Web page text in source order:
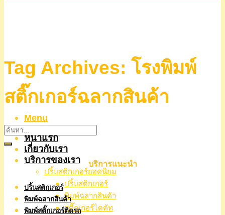
Menu
หน้าแรก
เกี่ยวกับเรา
บริการของเรา
ปริ้นสติกเกอร์ยอดนิยม
ปริ้นสติกเกอร์
พิมพ์ฉลากสินค้า
สติ๊กเกอร์ไดคัท
Tag Archives: โรงพิมพ์
สติ๊กเกอร์ฉลากสินค้า
บริการแนะนำ
ปริ้นสติกเกอร์
พิมพ์ฉลากสินค้า
พิมพ์สติ๊กเกอร์ติดรถ